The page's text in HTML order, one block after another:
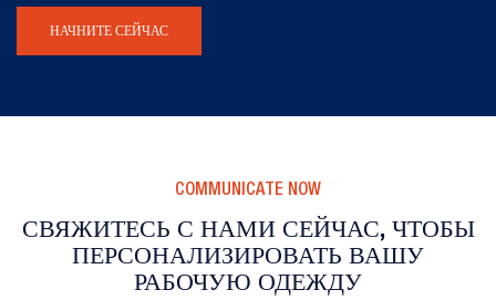
НАЧНИТЕ СЕЙЧАС
COMMUNICATE NOW
СВЯЖИТЕСЬ С НАМИ СЕЙЧАС, ЧТОБЫ
ПЕРСОНАЛИЗИРОВАТЬ ВАШУ
РАБОЧУЮ ОДЕЖДУ